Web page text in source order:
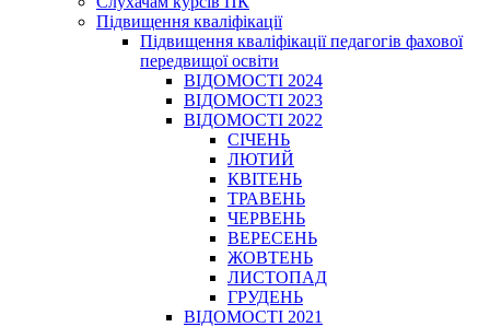
Підвищення кваліфікації
Підвищення кваліфікації педагогів фахової
передвищої освіти
ВІДОМОСТІ 2024
ВІДОМОСТІ 2023
ВІДОМОСТІ 2022
СІЧЕНЬ
ЛЮТИЙ
КВІТЕНЬ
ТРАВЕНЬ
ЧЕРВЕНЬ
ВЕРЕСЕНЬ
ЖОВТЕНЬ
ЛИСТОПАД
ГРУДЕНЬ
ВІДОМОСТІ 2021